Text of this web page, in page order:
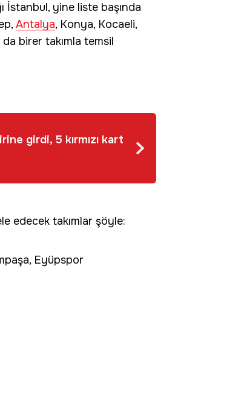
İstanbul, yine liste başında
Antalya, Konya, Kocaeli,
birer takımla temsil
girdi, 5 kırmızı kart
edecek takımlar şöyle:
Eyüpspor